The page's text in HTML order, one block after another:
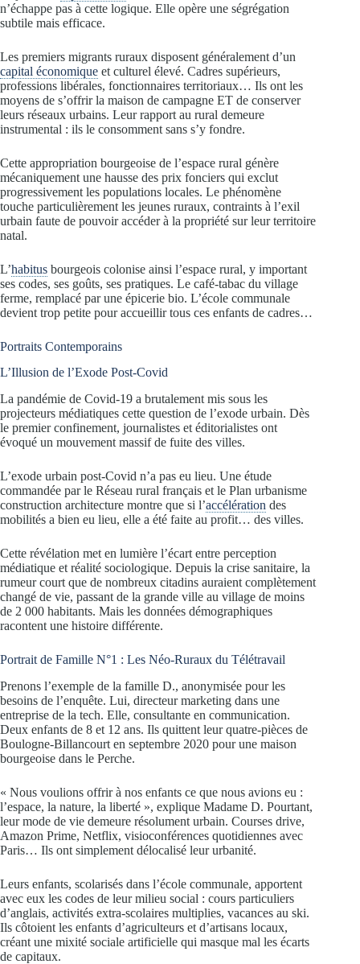
n’échappe pas à cette logique. Elle opère une ségrégation
subtile mais efficace.
Les premiers migrants ruraux disposent généralement d’un
capital économique et culturel élevé. Cadres supérieurs,
professions libérales, fonctionnaires territoriaux… Ils ont les
moyens de s’offrir la maison de campagne ET de conserver
leurs réseaux urbains. Leur rapport au rural demeure
instrumental : ils le consomment sans s’y fondre.
Cette appropriation bourgeoise de l’espace rural génère
mécaniquement une hausse des prix fonciers qui exclut
progressivement les populations locales. Le phénomène
touche particulièrement les jeunes ruraux, contraints à l’exil
urbain faute de pouvoir accéder à la propriété sur leur territoire
natal.
L’habitus bourgeois colonise ainsi l’espace rural, y important
ses codes, ses goûts, ses pratiques. Le café-tabac du village
ferme, remplacé par une épicerie bio. L’école communale
devient trop petite pour accueillir tous ces enfants de cadres…
Portraits Contemporains
L’Illusion de l’Exode Post-Covid
La pandémie de Covid-19 a brutalement mis sous les
projecteurs médiatiques cette question de l’exode urbain. Dès
le premier confinement, journalistes et éditorialistes ont
évoqué un mouvement massif de fuite des villes.
L’exode urbain post-Covid n’a pas eu lieu. Une étude
commandée par le Réseau rural français et le Plan urbanisme
construction architecture montre que si l’accélération des
mobilités a bien eu lieu, elle a été faite au profit… des villes.
Cette révélation met en lumière l’écart entre perception
médiatique et réalité sociologique. Depuis la crise sanitaire, la
rumeur court que de nombreux citadins auraient complètement
changé de vie, passant de la grande ville au village de moins
de 2 000 habitants. Mais les données démographiques
racontent une histoire différente.
Portrait de Famille N°1 : Les Néo-Ruraux du Télétravail
Prenons l’exemple de la famille D., anonymisée pour les
besoins de l’enquête. Lui, directeur marketing dans une
entreprise de la tech. Elle, consultante en communication.
Deux enfants de 8 et 12 ans. Ils quittent leur quatre-pièces de
Boulogne-Billancourt en septembre 2020 pour une maison
bourgeoise dans le Perche.
« Nous voulions offrir à nos enfants ce que nous avions eu :
l’espace, la nature, la liberté », explique Madame D. Pourtant,
leur mode de vie demeure résolument urbain. Courses drive,
Amazon Prime, Netflix, visioconférences quotidiennes avec
Paris… Ils ont simplement délocalisé leur urbanité.
Leurs enfants, scolarisés dans l’école communale, apportent
avec eux les codes de leur milieu social : cours particuliers
d’anglais, activités extra-scolaires multiplies, vacances au ski.
Ils côtoient les enfants d’agriculteurs et d’artisans locaux,
créant une mixité sociale artificielle qui masque mal les écarts
de capitaux.